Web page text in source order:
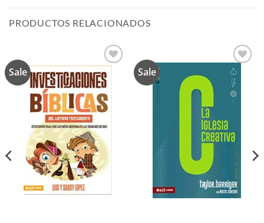
PRODUCTOS RELACIONADOS
Sale
Añadir
a la
lista de
deseos
Sale
Añadir
a la
lista de
deseos